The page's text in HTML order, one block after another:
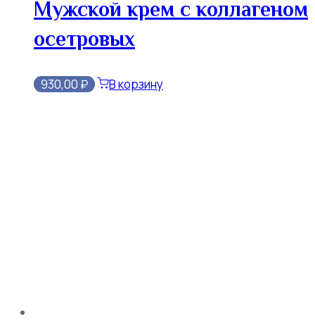
Мужской крем с коллагеном
осетровых
930,00 ₽ В корзину